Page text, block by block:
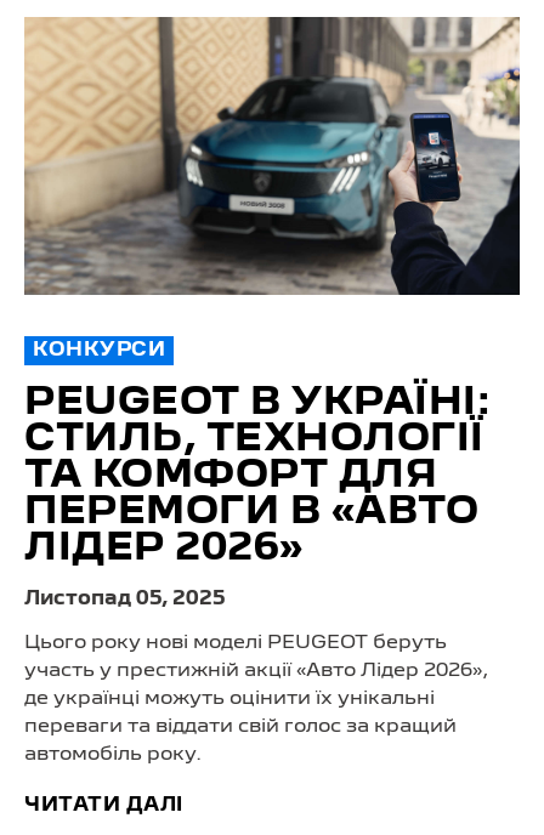
КОНКУРСИ
PEUGEOT В УКРАЇНІ:
СТИЛЬ, ТЕХНОЛОГІЇ
ТА КОМФОРТ ДЛЯ
ПЕРЕМОГИ В «АВТО
ЛІДЕР 2026»
Листопад 05, 2025
Цього року нові моделі PEUGEOT беруть
участь у престижній акції «Авто Лідер 2026»,
де українці можуть оцінити їх унікальні
переваги та віддати свій голос за кращий
автомобіль року.
ЧИТАТИ ДАЛІ